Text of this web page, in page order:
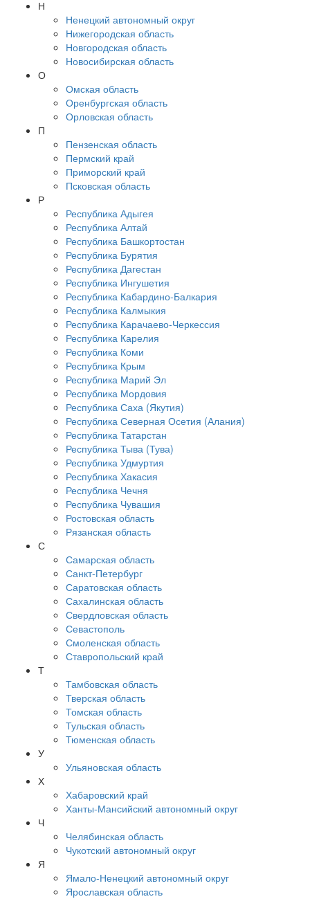
Н
Ненецкий автономный округ
Нижегородская область
Новгородская область
Новосибирская область
О
Омская область
Оренбургская область
Орловская область
П
Пензенская область
Пермский край
Приморский край
Псковская область
Р
Республика Адыгея
Республика Алтай
Республика Башкортостан
Республика Бурятия
Республика Дагестан
Республика Ингушетия
Республика Кабардино-Балкария
Республика Калмыкия
Республика Карачаево-Черкессия
Республика Карелия
Республика Коми
Республика Крым
Республика Марий Эл
Республика Мордовия
Республика Саха (Якутия)
Республика Северная Осетия (Алания)
Республика Татарстан
Республика Тыва (Тува)
Республика Удмуртия
Республика Хакасия
Республика Чечня
Республика Чувашия
Ростовская область
Рязанская область
С
Самарская область
Санкт-Петербург
Саратовская область
Сахалинская область
Свердловская область
Севастополь
Смоленская область
Ставропольский край
Т
Тамбовская область
Тверская область
Томская область
Тульская область
Тюменская область
У
Ульяновская область
Х
Хабаровский край
Ханты-Мансийский автономный округ
Ч
Челябинская область
Чукотский автономный округ
Я
Ямало-Ненецкий автономный округ
Ярославская область